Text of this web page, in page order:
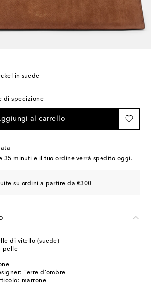
in suede
di spedizione
al carrello
35 minuti e il tuo ordine verrà spedito oggi.
su ordini a partire da €300
di vitello (suede)
pelle
Terre d'ombre
marrone